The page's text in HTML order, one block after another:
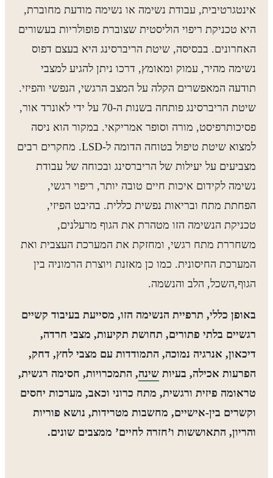
אינטגרטיבית, עבודת נשימה או נשימה מודעת מחוברת,
היא טכניקת ריפוי הוליסטית שצוברת פופולריות בעשורים
האחרונים. בבסיסה, שיטת הריברסינג היא בעצם דפוס
נשימה מהיר, עמוק ומאומץ, דרכו ניתן להגיע למצבי
תודעה המאפשרים הקלה על המצב הרגשי, הנפשי והפיזי.
שיטת הריברסינג פותחה בשנות ה-70 על ידי לאונרד אור,
פסיכותרפיסט, מורה וסופר אמריקאי. במקור הוא ניסה
למצוא שיטת טיפול בטוחה הדומה ל-LSD. מחקרים רבים
מצביעים על יעילות של הריברסינג ובכוחה של עבודת
נשימה לקידום איכות חיים טובה יותר, ריפוי רגשי,
הפחתת מתח ובריאות נפשית כללית. בהיבט הפיזי,
טכניקת הנשימה הזו מטהרת את הגוף מרעלנים,
משחררת מתח רגשי, ומחזקת את המערכת העצבית ואת
המערכת החיסונית. כמו כן מאזנת ויוצרת הרמוניה בין
הגוף,השכל, הלב והנשמה.
באופן כללי, תרפיית הנשימה הזו, מסייעת בעיבוד קשיים
רגשיים בלתי פתורים, תחושת תקיעות, מצבי חרדה,
דיכאון, אנרגיה נמוכה, התמודדות עם מצבי לחץ, דחק,
הפרעות אכילה, בעיות שינה, התמכרויות, חסימה רגשית,
טראומה פיזית ורגשית, מתח כרוני וכאב, מערכות יחסים
וקשרים בין-אישיים, מחשבות מטרידות, נושא פוריות
והריון, התאוששות ו’חזרה לחיים’ ממצבים שונים.